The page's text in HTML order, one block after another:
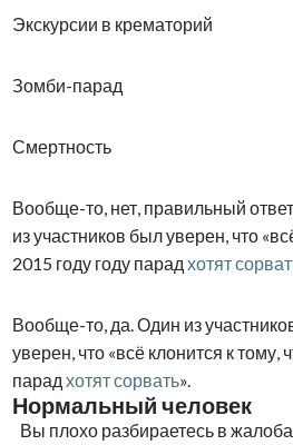
Экскурсии в крематорий
Зомби-парад
Смертность
Вообще-то, нет, правильный
из участников был уверен, что
2015 году году парад хотят
Вообще-то, да. Один из
уверен, что «всё клонится к тому,
парад хотят сорвать».
Нормальный человек
Вы плохо разбираетесь в